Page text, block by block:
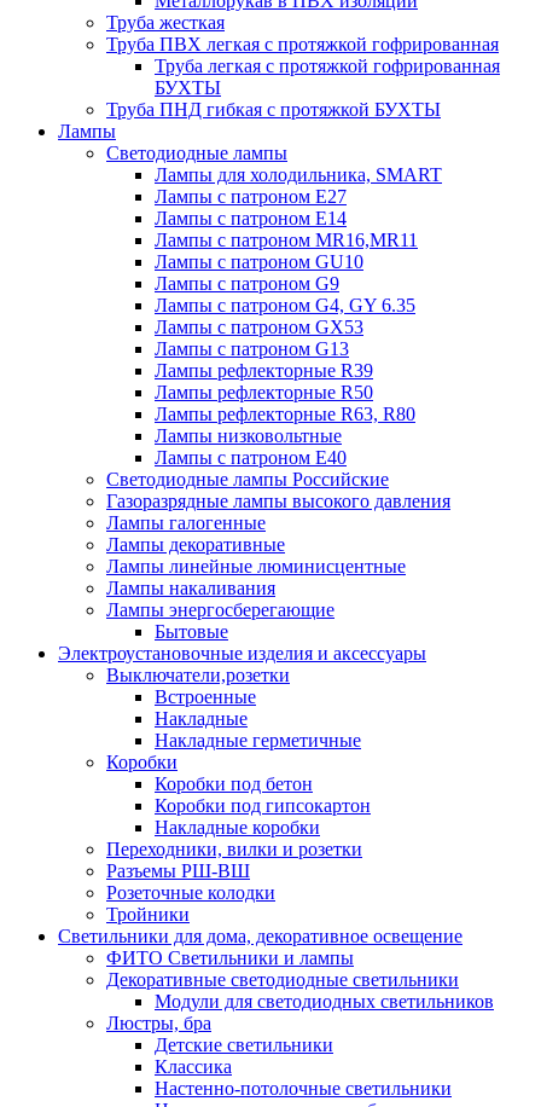
Труба жесткая
Труба ПВХ легкая с протяжкой гофрированная
Труба легкая с протяжкой гофрированная
БУХТЫ
Труба ПНД гибкая с протяжкой БУХТЫ
Лампы
Светодиодные лампы
Лампы для холодильника, SMART
Лампы с патроном E27
Лампы с патроном Е14
Лампы с патроном MR16,MR11
Лампы с патроном GU10
Лампы с патроном G9
Лампы с патроном G4, GY 6.35
Лампы с патроном GX53
Лампы с патроном G13
Лампы рефлекторные R39
Лампы рефлекторные R50
Лампы рефлекторные R63, R80
Лампы низковольтные
Лампы с патроном Е40
Светодиодные лампы Российские
Газоразрядные лампы высокого давления
Лампы галогенные
Лампы декоративные
Лампы линейные люминисцентные
Лампы накаливания
Лампы энергосберегающие
Бытовые
Электроустановочные изделия и аксессуары
Выключатели,розетки
Встроенные
Накладные
Накладные герметичные
Коробки
Коробки под бетон
Коробки под гипсокартон
Накладные коробки
Переходники, вилки и розетки
Разъемы РШ-ВШ
Розеточные колодки
Тройники
Светильники для дома, декоративное освещение
ФИТО Светильники и лампы
Декоративные светодиодные светильники
Модули для светодиодных светильников
Люстры, бра
Детские светильники
Классика
Настенно-потолочные светильники